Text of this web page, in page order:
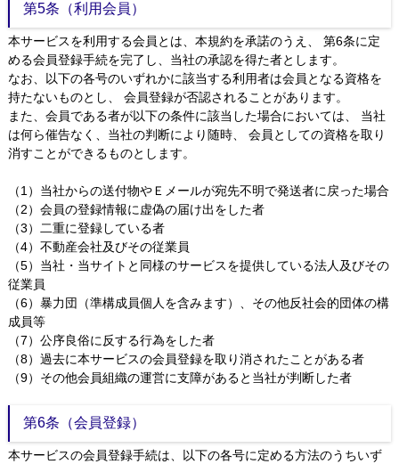
第5条（利用会員）
本サービスを利用する会員とは、本規約を承諾のうえ、 第6条に定
める会員登録手続を完了し、当社の承認を得た者とします。
なお、以下の各号のいずれかに該当する利用者は会員となる資格を
持たないものとし、 会員登録が否認されることがあります。
また、会員である者が以下の条件に該当した場合においては、 当社
は何ら催告なく、当社の判断により随時、 会員としての資格を取り
消すことができるものとします。
（1）当社からの送付物やＥメールが宛先不明で発送者に戻った場合
（2）会員の登録情報に虚偽の届け出をした者
（3）二重に登録している者
（4）不動産会社及びその従業員
（5）当社・当サイトと同様のサービスを提供している法人及びその
従業員
（6）暴力団（準構成員個人を含みます）、その他反社会的団体の構
成員等
（7）公序良俗に反する行為をした者
（8）過去に本サービスの会員登録を取り消されたことがある者
（9）その他会員組織の運営に支障があると当社が判断した者
第6条（会員登録）
本サービスの会員登録手続は、以下の各号に定める方法のうちいず